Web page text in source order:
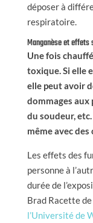
déposer à
respiratoire.
Manganèse et effets
Une fois
toxique. Si elle
elle peut avoir
dommages aux
du soudeur,
même avec
Les effets des
personne à
durée de
Brad Racette de
l’Université de